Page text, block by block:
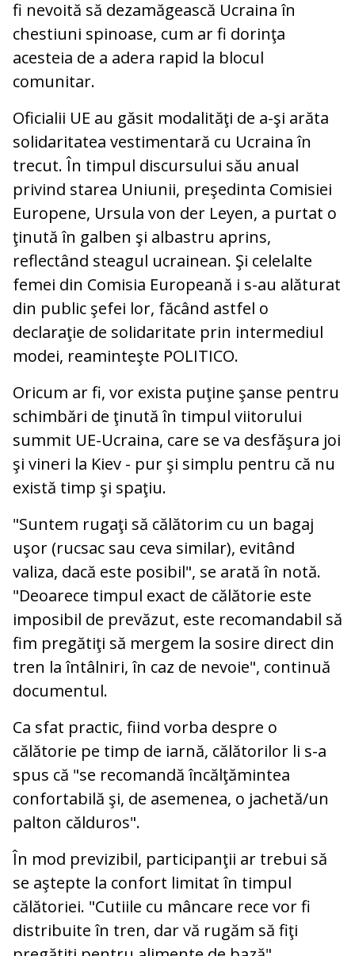
fi nevoită să dezamăgească Ucraina în
chestiuni spinoase, cum ar fi dorinţa
acesteia de a adera rapid la blocul
comunitar.
Oficialii UE au găsit modalităţi de a-şi arăta
solidaritatea vestimentară cu Ucraina în
trecut. În timpul discursului său anual
privind starea Uniunii, preşedinta Comisiei
Europene, Ursula von der Leyen, a purtat o
ţinută în galben şi albastru aprins,
reflectând steagul ucrainean. Şi celelalte
femei din Comisia Europeană i s-au alăturat
din public şefei lor, făcând astfel o
declaraţie de solidaritate prin intermediul
modei, reaminteşte POLITICO.
Oricum ar fi, vor exista puţine şanse pentru
schimbări de ţinută în timpul viitorului
summit UE-Ucraina, care se va desfăşura joi
şi vineri la Kiev - pur şi simplu pentru că nu
există timp şi spaţiu.
"Suntem rugaţi să călătorim cu un bagaj
uşor (rucsac sau ceva similar), evitând
valiza, dacă este posibil", se arată în notă.
"Deoarece timpul exact de călătorie este
imposibil de prevăzut, este recomandabil să
fim pregătiţi să mergem la sosire direct din
tren la întâlniri, în caz de nevoie", continuă
documentul.
Ca sfat practic, fiind vorba despre o
călătorie pe timp de iarnă, călătorilor li s-a
spus că "se recomandă încălţămintea
confortabilă şi, de asemenea, o jachetă/un
palton călduros".
În mod previzibil, participanţii ar trebui să
se aştepte la confort limitat în timpul
călătoriei. "Cutiile cu mâncare rece vor fi
distribuite în tren, dar vă rugăm să fiţi